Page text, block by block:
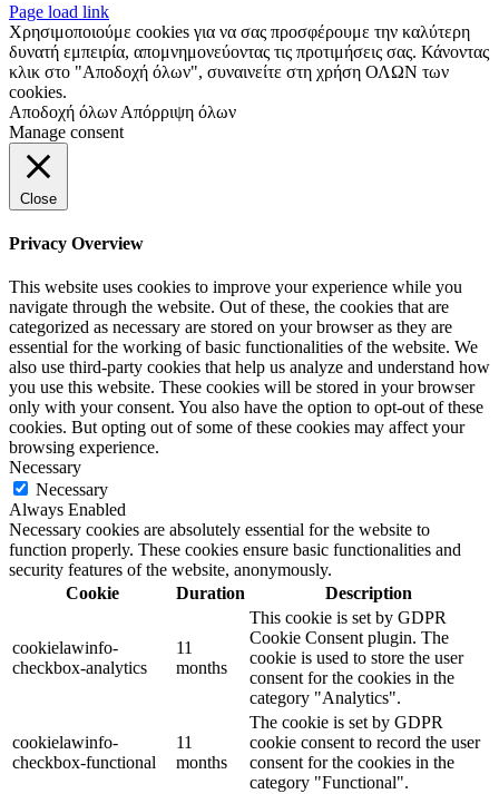
Page load link
Χρησιμοποιούμε cookies για να σας προσφέρουμε την καλύτερη
δυνατή εμπειρία, απομνημονεύοντας τις προτιμήσεις σας. Κάνοντας
κλικ στο "Αποδοχή όλων", συναινείτε στη χρήση ΟΛΩΝ των
cookies.
Αποδοχή όλων Απόρριψη όλων
Manage consent
Close
Privacy Overview
This website uses cookies to improve your experience while you
navigate through the website. Out of these, the cookies that are
categorized as necessary are stored on your browser as they are
essential for the working of basic functionalities of the website. We
also use third-party cookies that help us analyze and understand how
you use this website. These cookies will be stored in your browser
only with your consent. You also have the option to opt-out of these
cookies. But opting out of some of these cookies may affect your
browsing experience.
Necessary
Necessary
Always Enabled
Necessary cookies are absolutely essential for the website to
function properly. These cookies ensure basic functionalities and
security features of the website, anonymously.
Cookie
Duration Description
cookielawinfo-
checkbox-analytics
11
months
This cookie is set by GDPR
Cookie Consent plugin. The
cookie is used to store the user
consent for the cookies in the
category "Analytics".
cookielawinfo-
checkbox-functional
11
months
The cookie is set by GDPR
cookie consent to record the user
consent for the cookies in the
category "Functional".